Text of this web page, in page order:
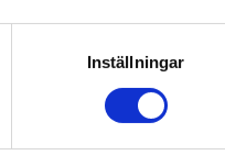
Inställningar
various types of dental
and, above all, achieve a